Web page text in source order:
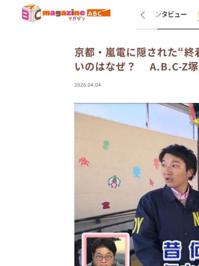
インタビュー
京都・嵐電に隠された“
いのはなぜ？ A.B.C-Z塚
2026.04.04